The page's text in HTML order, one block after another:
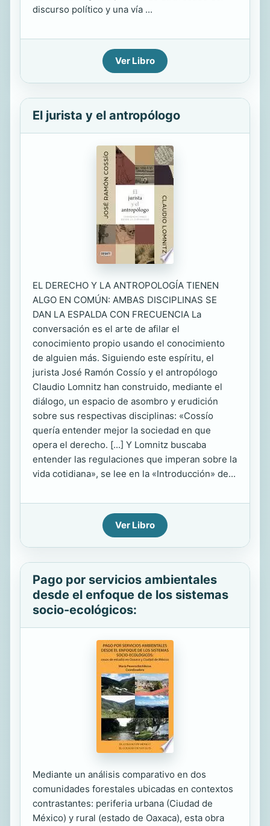
discurso político y una vía ...
Ver Libro
El jurista y el antropólogo
EL DERECHO Y LA ANTROPOLOGÍA TIENEN
ALGO EN COMÚN: AMBAS DISCIPLINAS SE
DAN LA ESPALDA CON FRECUENCIA La
conversación es el arte de afilar el
conocimiento propio usando el conocimiento
de alguien más. Siguiendo este espíritu, el
jurista José Ramón Cossío y el antropólogo
Claudio Lomnitz han construido, mediante el
diálogo, un espacio de asombro y erudición
sobre sus respectivas disciplinas: «Cossío
quería entender mejor la sociedad en que
opera el derecho. [...] Y Lomnitz buscaba
entender las regulaciones que imperan sobre la
vida cotidiana», se lee en la «Introducción» de...
Ver Libro
Pago por servicios ambientales
desde el enfoque de los sistemas
socio-ecológicos:
Mediante un análisis comparativo en dos
comunidades forestales ubicadas en contextos
contrastantes: periferia urbana (Ciudad de
México) y rural (estado de Oaxaca), esta obra